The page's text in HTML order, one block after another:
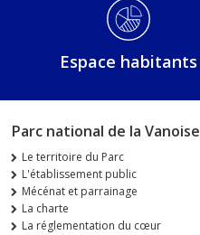
Espace habitants
Parc national de la Vanoise
Le territoire du Parc
L'établissement public
Mécénat et parrainage
La charte
La réglementation du cœur